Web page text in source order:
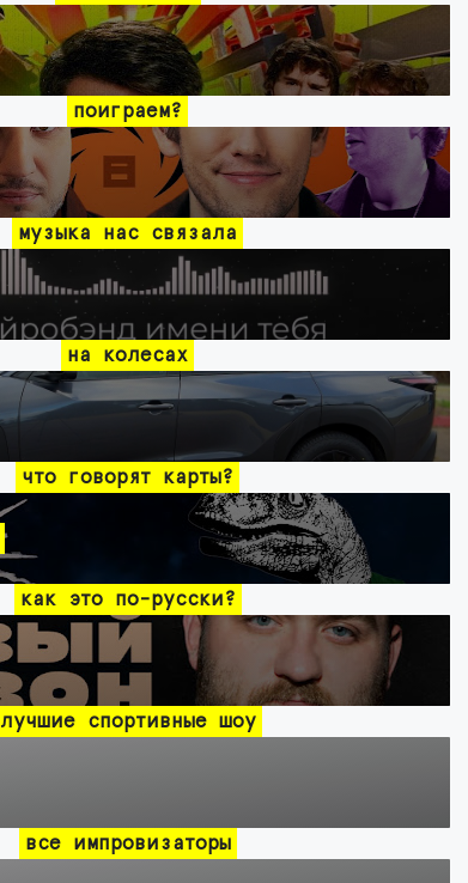
поиграем?
музыка нас связала
на колесах
что говорят карты?
как это по-русски?
лучшие спортивные шоу
все импровизаторы